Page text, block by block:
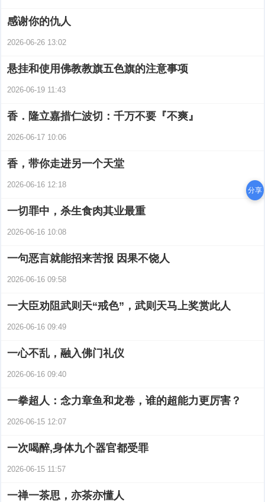
感谢你的仇人
2026-06-26 13:02
悬挂和使用佛教教旗五色旗的注意事项
2026-06-19 11:43
香．隆立嘉措仁波切：千万不要『不爽』
2026-06-17 10:06
香，带你走进另一个天堂
2026-06-16 12:18
一切罪中，杀生食肉其业最重
2026-06-16 10:08
一句恶言就能招来苦报 因果不饶人
2026-06-16 09:58
一大臣劝阻武则天“戒色”，武则天马上奖赏此人
2026-06-16 09:49
一心不乱，融入佛门礼仪
2026-06-16 09:40
一拳超人：念力章鱼和龙卷，谁的超能力更厉害？
2026-06-15 12:07
一次喝醉,身体九个器官都受罪
2026-06-15 11:57
一禅一茶思，亦茶亦懂人
分享